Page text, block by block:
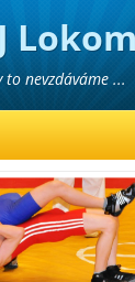
to nevzdáváme ...